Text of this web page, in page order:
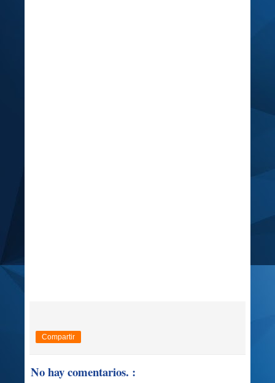
Compartir
No hay comentarios. :